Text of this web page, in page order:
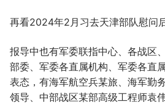
再看2024年2月习去天津部队慰问
报导中也有军委联指中心、各战区
部委、军委各直属机构、军委各直
表态，有海军航空兵某旅、海军勤
领导、中部战区某部高级工程师袁